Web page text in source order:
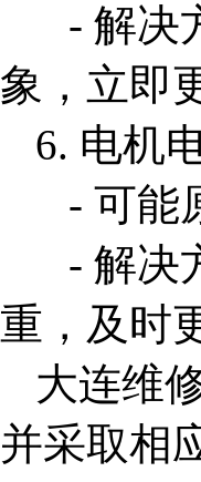
- 解决
象，立即
6. 电机
- 可能
- 解决
重，及时
大连维
并采取相